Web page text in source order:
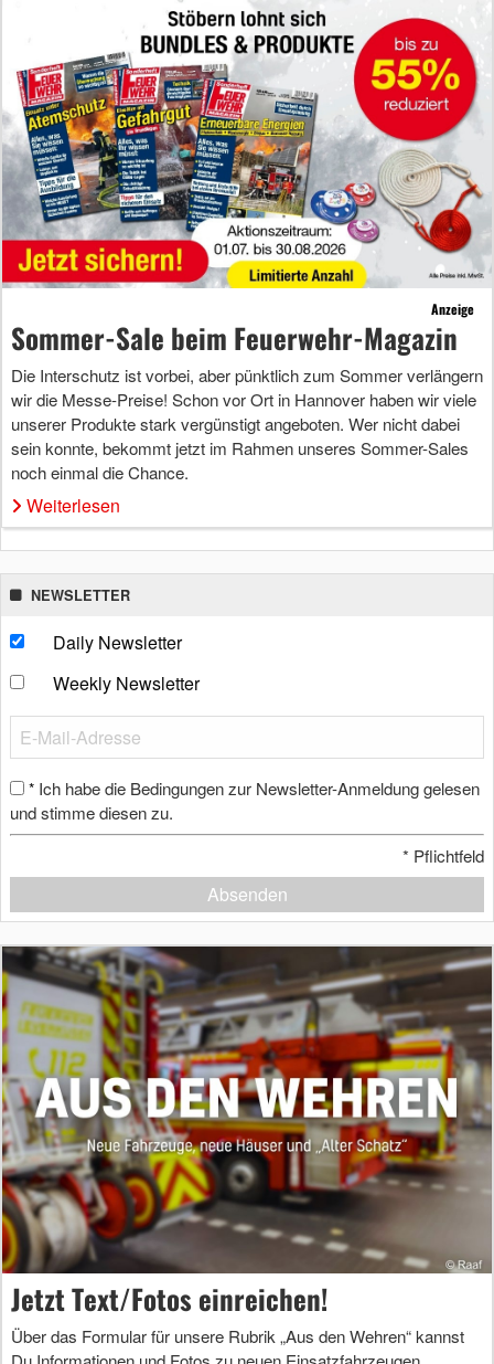
Anzeige
Sommer-Sale beim Feuerwehr-Magazin
Die Interschutz ist vorbei, aber pünktlich zum Sommer verlängern
wir die Messe-Preise! Schon vor Ort in Hannover haben wir viele
unserer Produkte stark vergünstigt angeboten. Wer nicht dabei
sein konnte, bekommt jetzt im Rahmen unseres Sommer-Sales
noch einmal die Chance.
Weiterlesen
NEWSLETTER
Daily Newsletter
Weekly Newsletter
* Ich habe die Bedingungen zur Newsletter-Anmeldung gelesen
und stimme diesen zu.
* Pflichtfeld
Absenden
Jetzt Text/Fotos einreichen!
Über das Formular für unsere Rubrik „Aus den Wehren“ kannst